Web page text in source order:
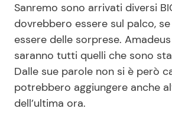
Sanremo sono arrivati diversi
dovrebbero essere sul palco,
essere delle sorprese.
saranno tutti quelli che sono
Dalle sue parole non si è però
potrebbero aggiungere anche
dell’ultima ora.